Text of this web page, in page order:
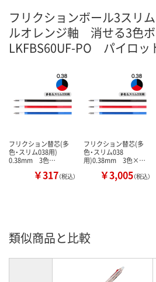
フリクションボール3ス
ルオレンジ軸 消せる3色
LKFBS60UF-PO パイロッ
フリクション替芯(多
色・スリム038用)
0.38mm 3色…
￥317（税込）
フリクション替芯(多
色・スリム038
用)0.38mm 3色×…
￥3,005（税込）
類似商品と比較